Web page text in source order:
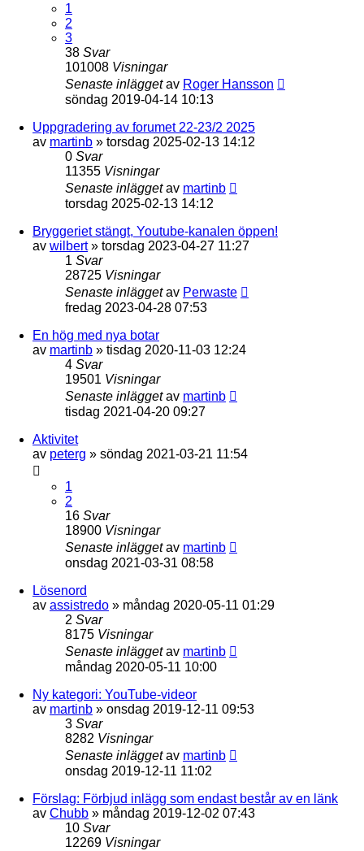
1
2
3
38 Svar
101008 Visningar
Senaste inläggetav Roger Hansson
söndag 2019-04-14 10:13
Uppgradering av forumet 22-23/2 2025
av martinb » torsdag 2025-02-13 14:12
0 Svar
11355 Visningar
Senaste inläggetav martinb
torsdag 2025-02-13 14:12
Bryggeriet stängt, Youtube-kanalen öppen!
av wilbert» torsdag 2023-04-27 11:27
1 Svar
28725 Visningar
Senaste inläggetav Perwaste
fredag 2023-04-28 07:53
En hög med nya botar
av martinb » tisdag 2020-11-03 12:24
4 Svar
19501 Visningar
Senaste inläggetav martinb
tisdag 2021-04-20 09:27
Aktivitet
av peterg » söndag 2021-03-21 11:54
1
2
16 Svar
18900 Visningar
Senaste inläggetav martinb
onsdag 2021-03-31 08:58
Lösenord
av assistredo » måndag 2020-05-11 01:29
2 Svar
8175 Visningar
Senaste inläggetav martinb
måndag 2020-05-11 10:00
Ny kategori: YouTube-videor
av martinb » onsdag 2019-12-11 09:53
3 Svar
8282 Visningar
Senaste inläggetav martinb
onsdag 2019-12-11 11:02
Förslag: Förbjud inlägg som endast består av en länk
av Chubb » måndag 2019-12-02 07:43
10 Svar
12269 Visningar